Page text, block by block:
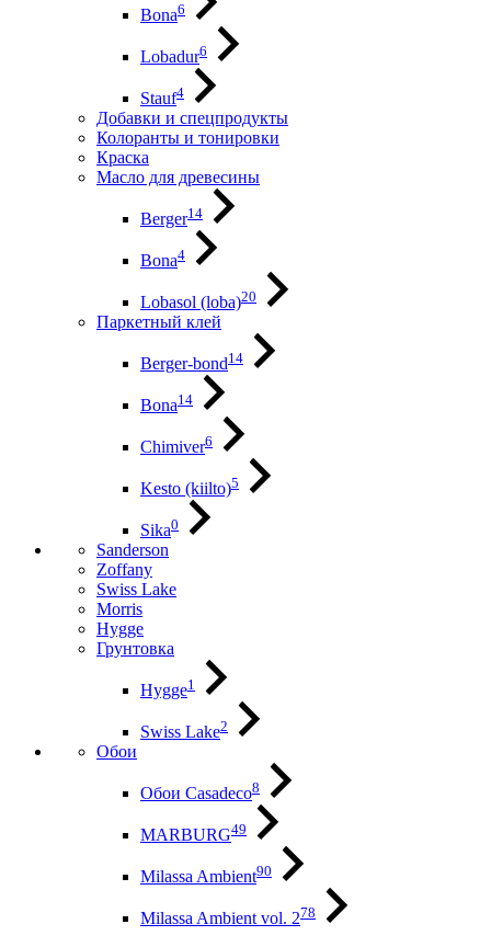
Bona6
Lobadur6
Stauf4
Добавки и спецпродукты
Колоранты и тонировки
Краска
Масло для древесины
Berger14
Bona4
Lobasol (loba)20
Паркетный клей
Berger-bond14
Bona14
Chimiver6
Kesto (kiilto)5
Sika0
Sanderson
Zoffany
Swiss Lake
Morris
Hygge
Грунтовка
Hygge1
Swiss Lake2
Обои
Обои Casadeco8
MARBURG49
Milassa Ambient90
Milassa Ambient vol. 278